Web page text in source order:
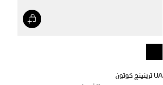
UA ترينينج كوتون